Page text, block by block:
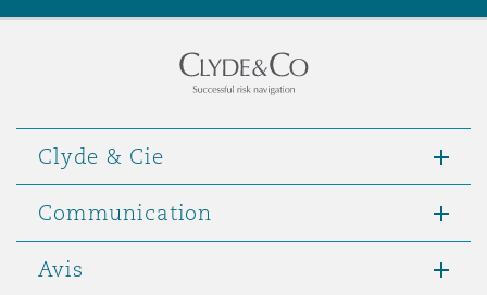
Clyde & Cie
Communication
Avis